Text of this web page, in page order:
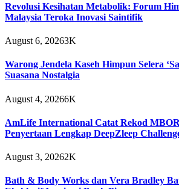
Revolusi Kesihatan Metabolik: Forum
Malaysia Teroka Inovasi Saintifik
August 6, 20263K
Warong Jendela Kaseh Himpun Selera
Suasana Nostalgia
August 4, 20266K
AmLife International Catat Rekod
Penyertaan Lengkap DeepZleep
August 3, 20262K
Bath & Body Works dan Vera Bradley